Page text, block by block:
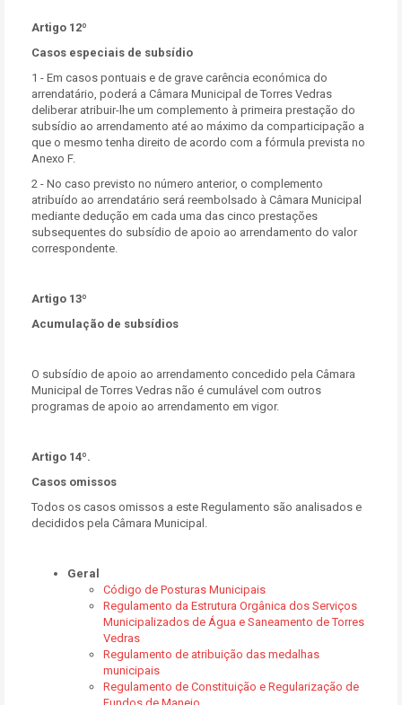
Artigo 12º
Casos especiais de subsídio
1 - Em casos pontuais e de grave carência económica do
arrendatário, poderá a Câmara Municipal de Torres Vedras
deliberar atribuir-lhe um complemento à primeira prestação do
subsídio ao arrendamento até ao máximo da comparticipação a
que o mesmo tenha direito de acordo com a fórmula prevista no
Anexo F.
2 - No caso previsto no número anterior, o complemento
atribuído ao arrendatário será reembolsado à Câmara Municipal
mediante dedução em cada uma das cinco prestações
subsequentes do subsídio de apoio ao arrendamento do valor
correspondente.
Artigo 13º
Acumulação de subsídios
O subsídio de apoio ao arrendamento concedido pela Câmara
Municipal de Torres Vedras não é cumulável com outros
programas de apoio ao arrendamento em vigor.
Artigo 14º.
Casos omissos
Todos os casos omissos a este Regulamento são analisados e
decididos pela Câmara Municipal.
Geral
Código de Posturas Municipais
Regulamento da Estrutura Orgânica dos Serviços
Municipalizados de Água e Saneamento de Torres
Vedras
Regulamento de atribuição das medalhas
municipais
Regulamento de Constituição e Regularização de